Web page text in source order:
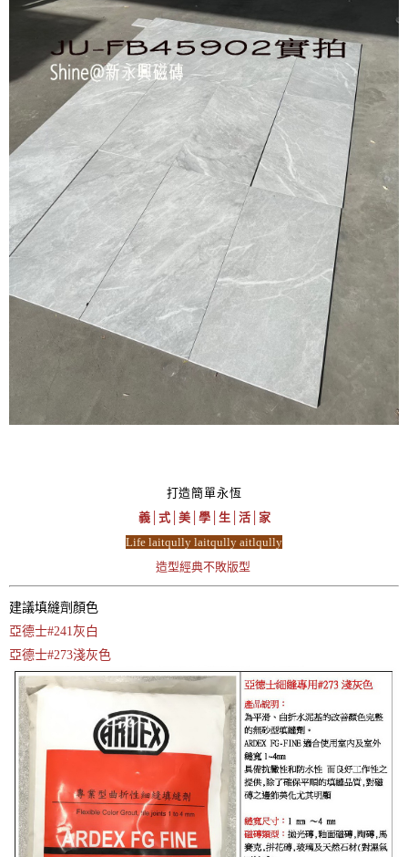
打造簡單永恆
義│式│美│學│生│活│家
Life laitqully laitqully aitlqully
造型經典不敗版型
建議填縫劑顏色
亞德士#241灰白
亞德士#273淺灰色